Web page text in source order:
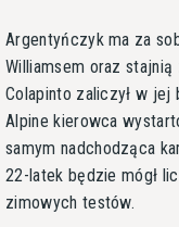
Argentyńczyk ma za
Williamsem oraz
Colapinto zaliczył w
Alpine kierowca
samym nadchodząca
22-latek będzie mógł
zimowych testów.